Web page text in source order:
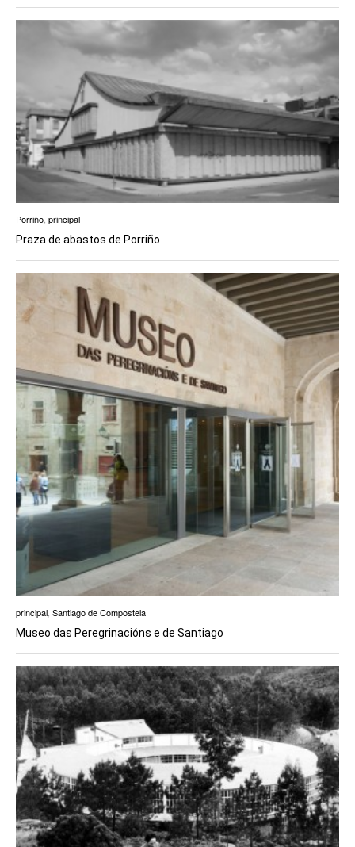
Porriño principal
Praza de abastos de Porriño
principal Santiago de Compostela
Museo das Peregrinacións e de Santiago